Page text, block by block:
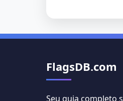
FlagsDB.com
Seu guia completo